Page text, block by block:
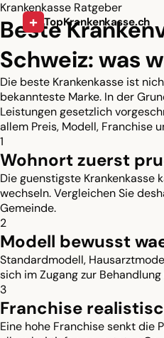
+ TopKrankenkasse.ch
Krankenkasse Ratgeber
Beste
Schweiz: was
Die beste Krankenkasse ist
bekannteste Marke. In der
Leistungen gesetzlich
allem Preis, Modell, Franchise
1
Wohnort zuerst
Die guenstigste Krankenkasse
wechseln. Vergleichen Sie
Gemeinde.
2
Modell bewusst
Standardmodell,
sich im Zugang zur
3
Franchise
Eine hohe Franchise senkt die